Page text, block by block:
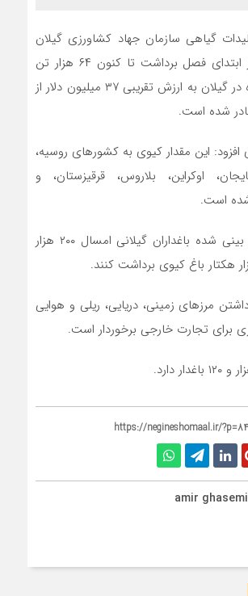
گیاهی سازمان جهاد کشاورزی گیلان
امروز خبر داد: از ابتدای فصل برداشت تا کنون ۶۴ هزار تن
کیوی تولید شده در گیلان به ارزش تقریبی ۳۷ میلیون دلار از
شده است.
این مقدار کیوی به کشور‌های روسیه،
اوکراین، بلاروس، قرقیزستان، و
است.
وی گفت: پیش بینی شده باغداران گیلانی امسال ۲۰۰ هزار
مرز‌های زمینی، دریایی، ریلی و هوایی
برای تجارت خارجی برخوردار است.
https://negineshomaal.ir/
amir ghasemi